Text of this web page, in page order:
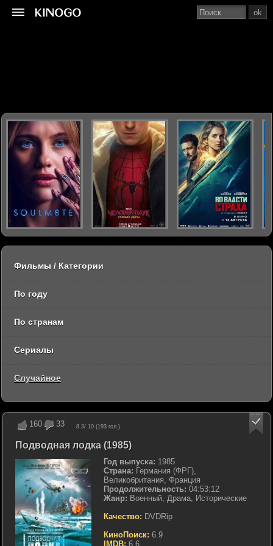
160 33 8.3/ 10 (193 гол.)
Подводная лодка (1985)
Год выпуска: 1985
Страна: Германия (ФРГ),
Великобритания, Франция
Продолжительность: 04:53:12
Жанр: Военный, Драма, Исторические
Качество: DVDRip
КиноПоиск: 6.9
IMDB: 6.6
ok
Фильмы / Категории
По году
По странам
Сериалы
Случайное